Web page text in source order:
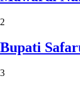
2
Bupati
3